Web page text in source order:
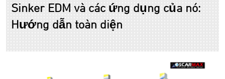
Sinker EDM và các ứng dụng của nó:
Hướng dẫn toàn diện